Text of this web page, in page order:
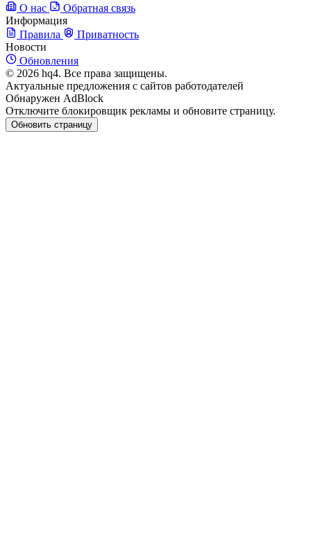
О нас
Обратная связь
Информация
Правила
Приватность
Новости
Обновления
© 2026 hq4. Все права защищены.
Актуальные предложения с сайтов работодателей
Обнаружен AdBlock
Отключите блокировщик рекламы и обновите страницу.
Обновить страницу